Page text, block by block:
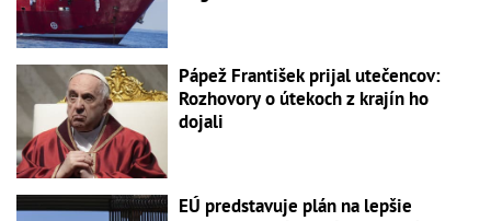
Pápež František prijal utečencov:
Rozhovory o útekoch z krajín ho
dojali
EÚ predstavuje plán na lepšie